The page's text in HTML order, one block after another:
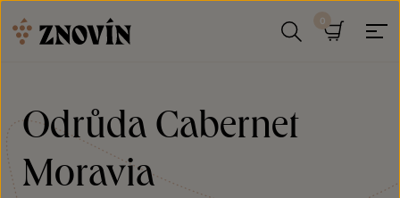
Odrůda Cabernet
Moravia